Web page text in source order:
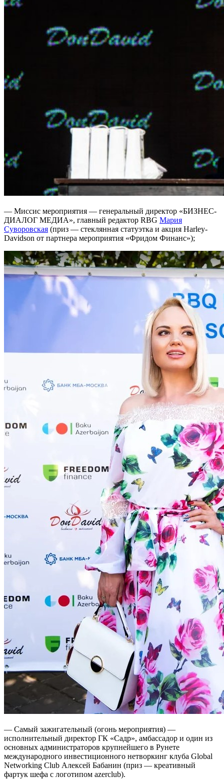
— Миссис мероприятия — генеральный директор «БИЗНЕС-
ДИАЛОГ МЕДИА», главный редактор RBG Мария
Суворовская (приз — стеклянная статуэтка и акция Harley-
Davidson от партнера мероприятия «Фридом Финанс»);
— Самый зажигательный (огонь мероприятия) —
исполнительный директор ГК «Садр», амбассадор и один из
основных администраторов крупнейшего в Рунете
международного инвестиционного нетворкинг клуба Global
Networking Club Алексей Бабанин (приз — креативный
фартук шефа с логотипом azerclub).